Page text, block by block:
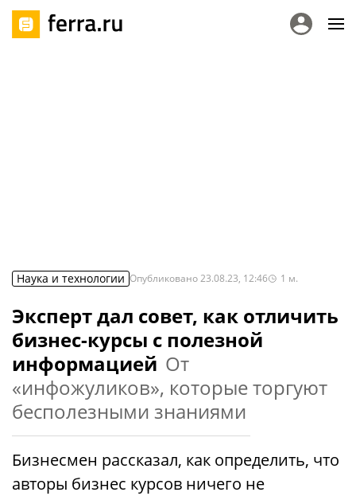
Наука и технологии Опубликовано23.08.23, 12:46 1 м.
Эксперт дал совет, как отличить
бизнес-курсы с полезной
информацией От
«инфожуликов», которые торгуют
бесполезными знаниями
Бизнесмен рассказал, как определить, что
авторы бизнес курсов ничего не